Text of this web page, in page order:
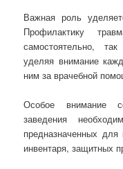
Важная роль
Профилактику
самостоятельно,
уделяя внимание
ним за врачебной
Особое внимание
заведения
предназначенных для
инвентаря, защитных